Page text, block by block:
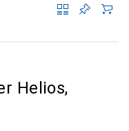
Helios,